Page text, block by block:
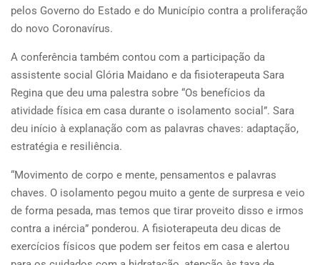
pelos Governo do Estado e do Município contra a proliferação
do novo Coronavírus.
A conferência também contou com a participação da
assistente social Glória Maidano e da fisioterapeuta Sara
Regina que deu uma palestra sobre “Os benefícios da
atividade física em casa durante o isolamento social”. Sara
deu início à explanação com as palavras chaves: adaptação,
estratégia e resiliência.
“Movimento de corpo e mente, pensamentos e palavras
chaves. O isolamento pegou muito a gente de surpresa e veio
de forma pesada, mas temos que tirar proveito disso e irmos
contra a inércia” ponderou. A fisioterapeuta deu dicas de
exercícios físicos que podem ser feitos em casa e alertou